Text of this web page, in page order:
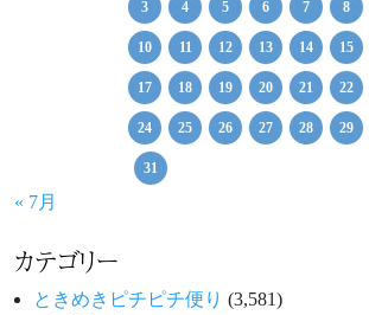
3 4 5 6 7 8
10 11 12 13 14 15
17 18 19 20 21 22
24 25 26 27 28 29
31
« 7月
カテゴリー
ときめきピチピチ便り (3,581)